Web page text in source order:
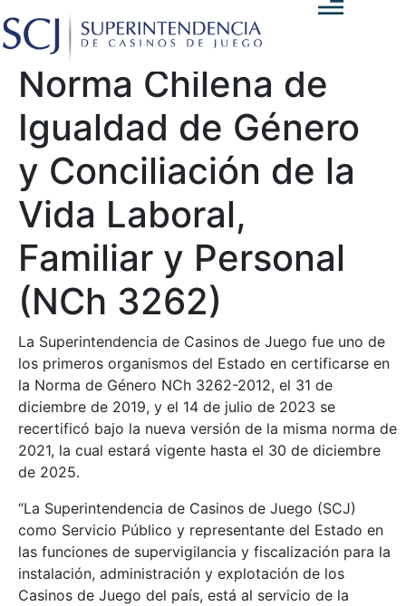
Norma Chilena de
Igualdad de Género
y Conciliación de la
Vida Laboral,
Familiar y Personal
(NCh 3262)
La Superintendencia de Casinos de Juego fue uno de
los primeros organismos del Estado en certificarse en
la Norma de Género NCh 3262-2012, el 31 de
diciembre de 2019, y el 14 de julio de 2023 se
recertificó bajo la nueva versión de la misma norma de
2021, la cual estará vigente hasta el 30 de diciembre
de 2025.
“La Superintendencia de Casinos de Juego (SCJ)
como Servicio Público y representante del Estado en
las funciones de supervigilancia y fiscalización para la
instalación, administración y explotación de los
Casinos de Juego del país, está al servicio de la